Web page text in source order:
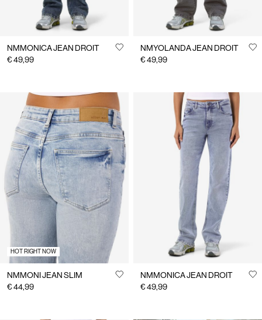
NMMONICA JEAN DROIT
€ 49,99
NMYOLANDA JEAN DROIT
€ 49,99
HOT RIGHT NOW
NMMONI JEAN SLIM
€ 44,99
NMMONICA JEAN DROIT
€ 49,99